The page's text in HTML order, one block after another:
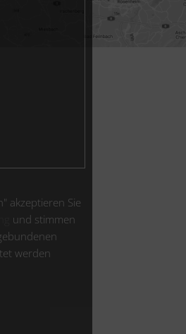
akzeptieren Sie
und stimmen
werden